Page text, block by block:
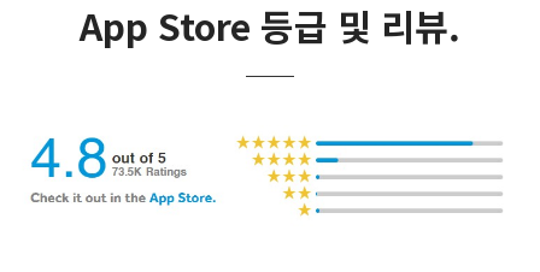
App Store 등급 및 리뷰.